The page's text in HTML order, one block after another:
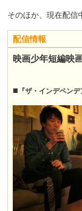
そのほか、現在配信
配信情報
映画少年短編映
■ 『ザ・インデペンデ